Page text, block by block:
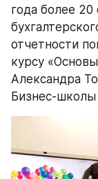
года более
отчетности
курсу
Александра
Бизнес-школы